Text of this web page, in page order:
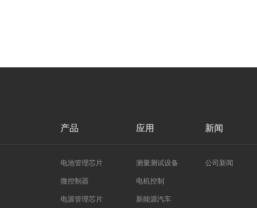
产品
电池管理芯片
微控制器
电源管理芯片
应用
测量测试设备
电机控制
新能源汽车
新闻
公司新闻